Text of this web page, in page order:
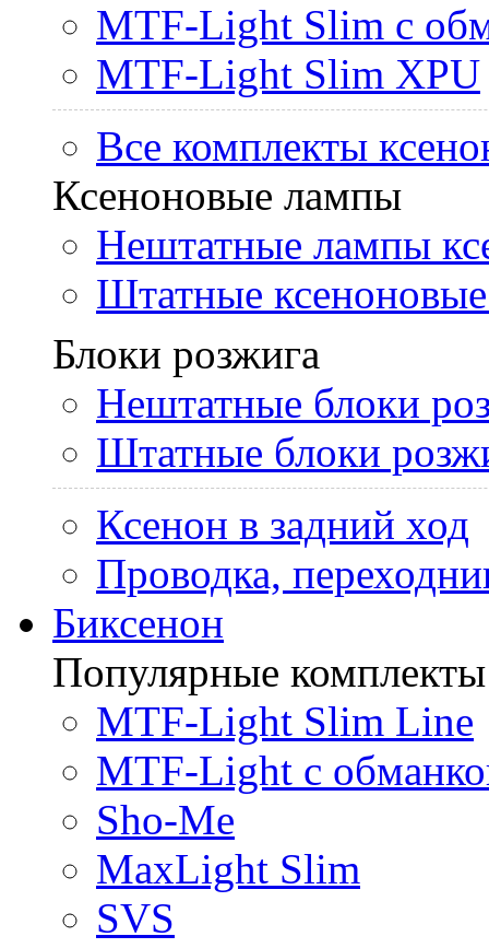
MTF-Light Slim с
MTF-Light Slim XPU
Все комплекты
Ксеноновые лампы
Нештатные лампы
Штатные
Блоки розжига
Нештатные блоки
Штатные блоки
Ксенон в задний ход
Проводка,
Биксенон
Популярные комплекты
MTF-Light Slim Line
MTF-Light с
Sho-Me
MaxLight Slim
SVS